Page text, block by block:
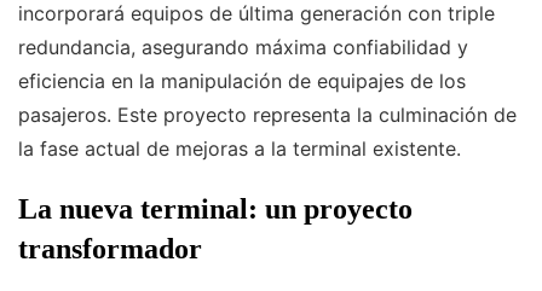
incorporará equipos de última generación con triple
redundancia, asegurando máxima confiabilidad y
eficiencia en la manipulación de equipajes de los
pasajeros. Este proyecto representa la culminación de
la fase actual de mejoras a la terminal existente.
La nueva terminal: un proyecto
transformador